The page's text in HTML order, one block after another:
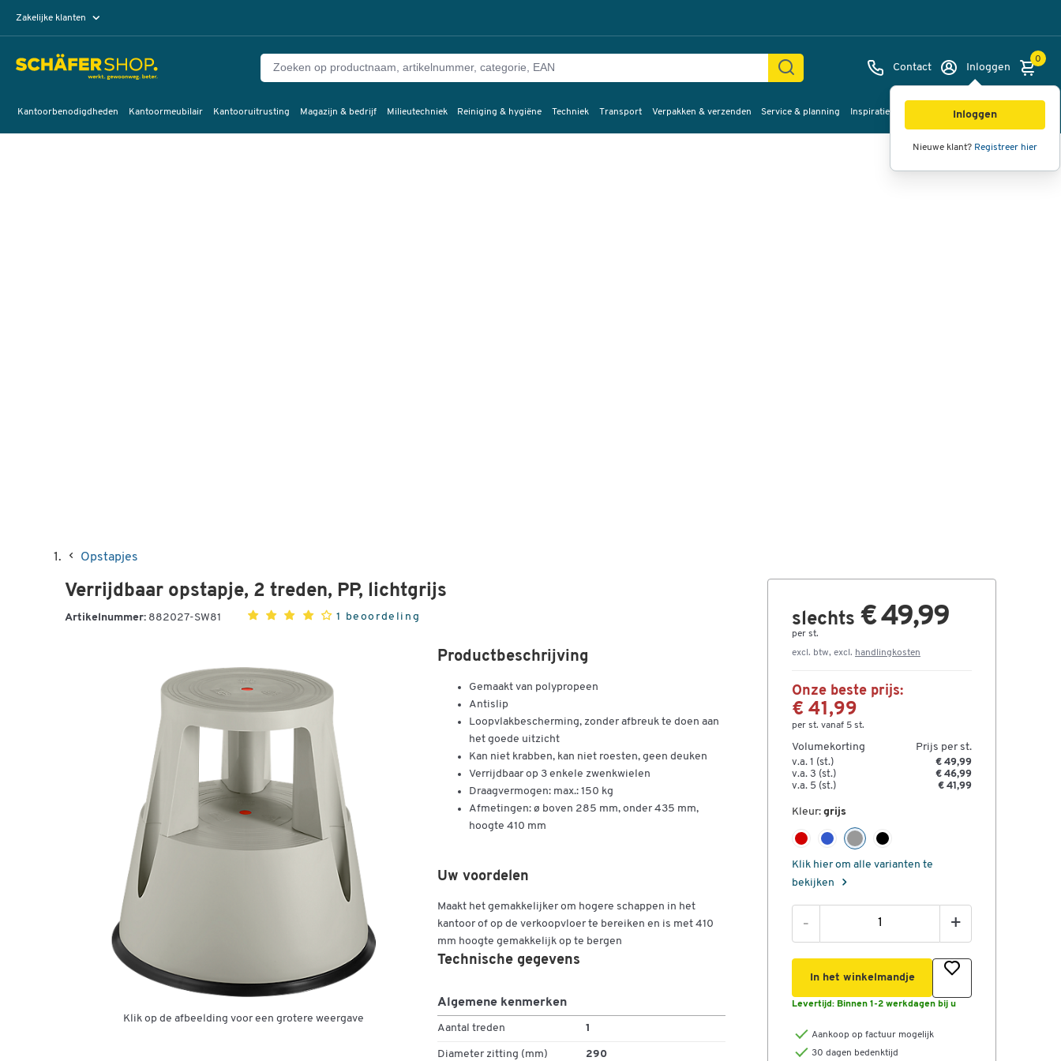
Zakelijke klanten
Contact Inloggen
Inloggen
Nieuwe klant? Registreer hier
0
Kantoorbenodigdheden Kantoormeubilair Kantooruitrusting Magazijn & bedrijf Milieutechniek Reiniging & hygiëne Techniek Transport Verpakken & verzenden Service & planning Inspiratie
Opstapjes
Verrijdbaar opstapje, 2 treden, PP, lichtgrijs
Artikelnummer: 882027-SW81 1 beoordeling
Klik op de afbeelding voor een grotere weergave
Productbeschrijving
Gemaakt van polypropeen
Antislip
Loopvlakbescherming, zonder afbreuk te doen aan
het goede uitzicht
Kan niet krabben, kan niet roesten, geen deuken
Verrijdbaar op 3 enkele zwenkwielen
Draagvermogen: max.: 150 kg
Afmetingen: ø boven 285 mm, onder 435 mm,
hoogte 410 mm
Uw voordelen
Maakt het gemakkelijker om hogere schappen in het
kantoor of op de verkoopvloer te bereiken en is met 410
mm hoogte gemakkelijk op te bergen
Technische gegevens
Algemene kenmerken
Aantal treden 1
Diameter zitting (mm) 290
slechts € 49,99
per st.
excl. btw, excl. handlingkosten
Onze beste prijs:
€ 41,99
per st. vanaf 5 st.
Volumekorting Prijs per st.
v.a. 1 (st.)
€ 49,99
v.a. 3 (st.)
€ 46,99
v.a. 5 (st.)
€ 41,99
Kleur: grijs
Klik hier om alle varianten te
bekijken
- +
In het winkelmandje
Levertijd: Binnen 1-2 werkdagen bij u
Aankoop op factuur mogelijk
30 dagen bedenktijd
Afbeeldingen Video's
360°
weergave